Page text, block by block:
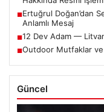
■Ertuğrul Doğan’dan
Anlamlı Mesaj
■12 Dev Adam —
■Outdoor Mutfaklar ve
Güncel